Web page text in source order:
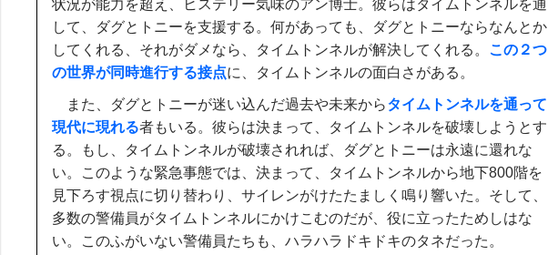
状況が能力を超え、ヒステリー気味のアン博士。彼らはタイムトンネルを通
して、ダグとトニーを支援する。何があっても、ダグとトニーならなんとか
してくれる、それがダメなら、タイムトンネルが解決してくれる。 この２つ
の世界が同時進行する接点に、タイムトンネルの面白さがある。
また、ダグとトニーが迷い込んだ過去や未来からタイムトンネルを通って
現代に現れる者もいる。彼らは決まって、タイムトンネルを破壊しようとす
る。もし、タイムトンネルが破壊されれば、ダグとトニーは永遠に還れな
い。このような緊急事態では、決まって、タイムトンネルから地下800階を
見下ろす視点に切り替わり、サイレンがけたたましく鳴り響いた。そして、
多数の警備員がタイムトンネルにかけこむのだが、役に立ったためしはな
い。このふがいない警備員たちも、ハラハラドキドキのタネだった。